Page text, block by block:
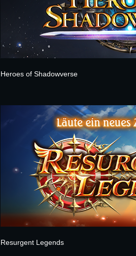
Heroes of Shadowverse
Resurgent Legends